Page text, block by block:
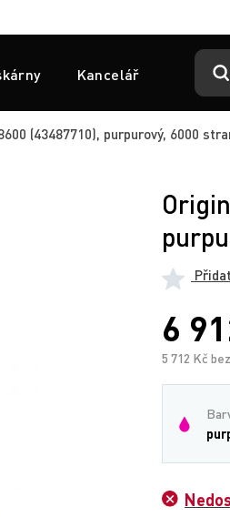
Kancelář
(43487710), purpurový, 6000
6
5 712 Kč